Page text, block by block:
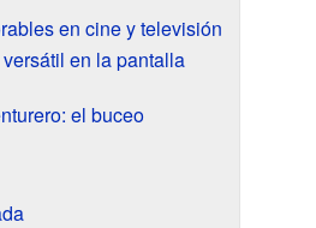
en cine y televisión
en la pantalla
el buceo